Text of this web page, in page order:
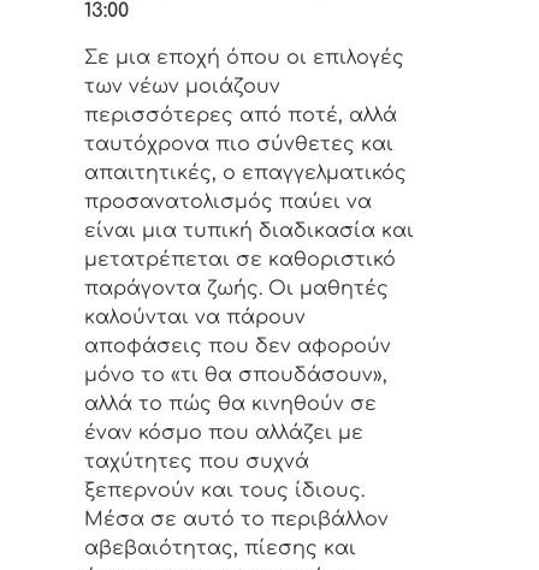
13:00
Σε μια εποχή όπου οι επιλογές
των νέων μοιάζουν
περισσότερες από ποτέ, αλλά
ταυτόχρονα πιο σύνθετες και
απαιτητικές, ο επαγγελματικός
προσανατολισμός παύει να
είναι μια τυπική διαδικασία και
μετατρέπεται σε καθοριστικό
παράγοντα ζωής. Οι μαθητές
καλούνται να πάρουν
αποφάσεις που δεν αφορούν
μόνο το «τι θα σπουδάσουν»,
αλλά το πώς θα κινηθούν σε
έναν κόσμο που αλλάζει με
ταχύτητες που συχνά
ξεπερνούν και τους ίδιους.
Μέσα σε αυτό το περιβάλλον
αβεβαιότητας, πίεσης και